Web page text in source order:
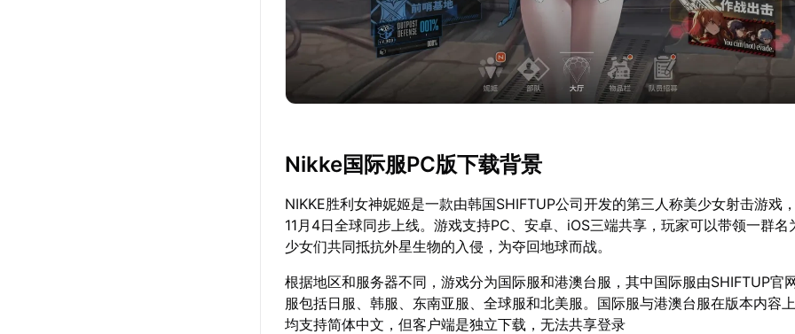
Nikke国际服PC版下载背景
NIKKE胜利女神妮姬是一款由韩国SHIFTUP公司开发的第三人称美少女射击游戏
11月4日全球同步上线。游戏支持PC、安卓、iOS三端共享，玩家可以带领一群名
少女们共同抵抗外星生物的入侵，为夺回地球而战。
根据地区和服务器不同，游戏分为国际服和港澳台服，其中国际服由SHIFTUP官
服包括日服、韩服、东南亚服、全球服和北美服。国际服与港澳台服在版本内容
均支持简体中文，但客户端是独立下载，无法共享登录